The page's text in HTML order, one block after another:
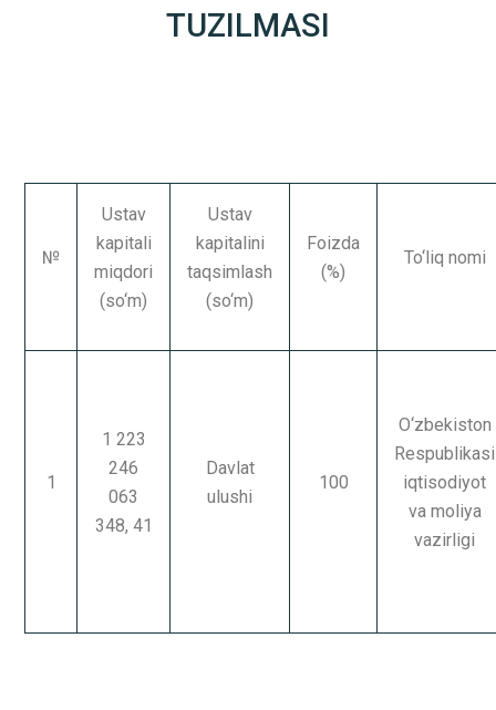
TUZILMASI
№
Ustav
kapitali
miqdori
(so‘m)
Ustav
kapitalini
taqsimlash
(so‘m)
Foizda
(%)
To‘liq nomi
1
1 223
246
063
348, 41
Davlat
ulushi
100
O‘zbekiston
Respublikasi
iqtisodiyot
va moliya
vazirligi